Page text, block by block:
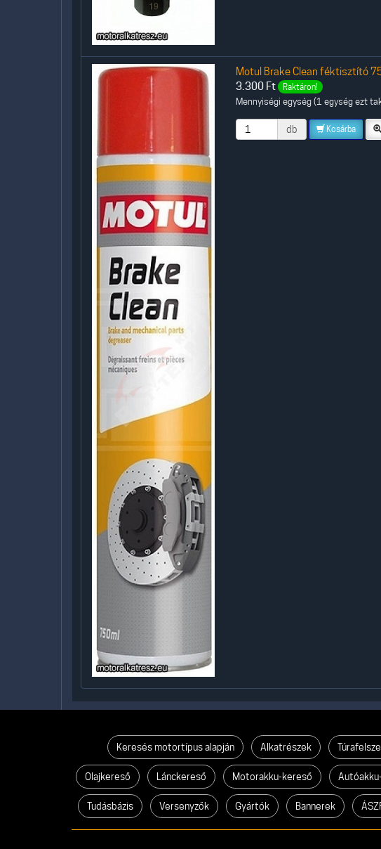
Motul Brake Clean féktisztító
3.300 Ft Raktáron!
Mennyiségi egység (1 egység ezt
db Kosárba
Keresés motortípus alapján Alkatrészek
Olajkereső Lánckereső Motorakku-kereső
Tudásbázis Versenyzők Gyártók Bannerek